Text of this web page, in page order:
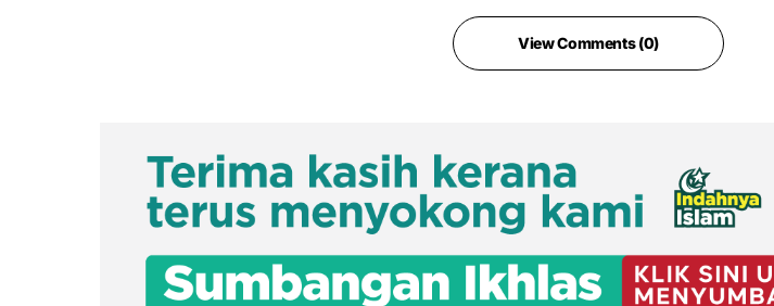
View Comments (0)